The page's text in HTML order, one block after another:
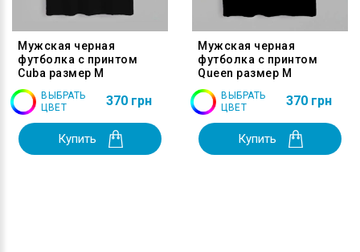
Мужская черная
футболка с принтом
Cuba размер M
ВЫБРАТЬ
ЦВЕТ
370 грн
Купить
Мужская черная
футболка с принтом
Queen размер M
ВЫБРАТЬ
ЦВЕТ
370 грн
Купить